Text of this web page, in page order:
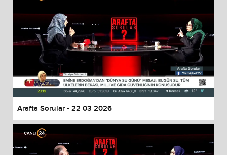
Arafta Sorular - 22 03 2026